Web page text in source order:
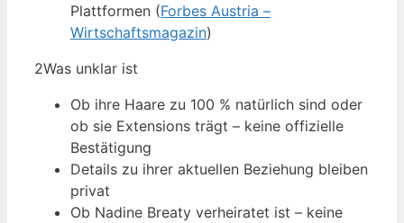
Plattformen (Forbes Austria –
Wirtschaftsmagazin)
2Was unklar ist
Ob ihre Haare zu 100 % natürlich sind oder
ob sie Extensions trägt – keine offizielle
Bestätigung
Details zu ihrer aktuellen Beziehung bleiben
privat
Ob Nadine Breaty verheiratet ist – keine